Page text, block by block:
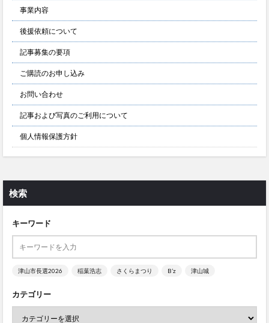
事業内容
後援依頼について
記事募集の要項
ご購読のお申し込み
お問い合わせ
記事および写真のご利用について
個人情報保護方針
検索
キーワード
津山市長選2026 稲葉浩志 さくらまつり B’z 津山城
カテゴリー